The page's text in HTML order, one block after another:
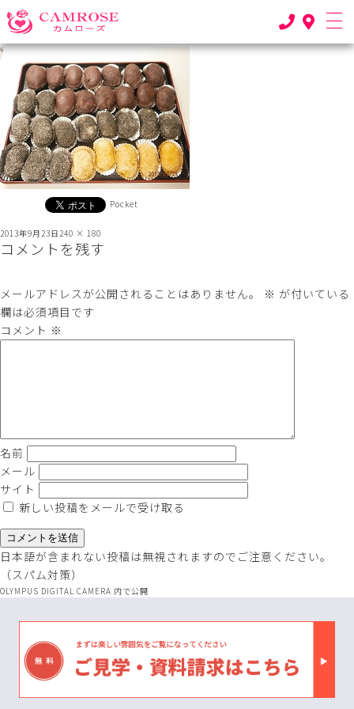
前の画像
次の画像
OLYMPUS DIGITAL CAMERA
Pocket
投
稿
2013年9月23日 フ
ル
サ
240 × 180
コメントを残す
メールアドレスが公開されることはありません。 ※ が付いている
欄は必須項目です
コメント ※
名前
メール
サイト
新しい投稿をメールで受け取る
日本語が含まれない投稿は無視されますのでご注意ください。
（スパム対策）
投
OLYMPUS DIGITAL CAMERA 内で公開